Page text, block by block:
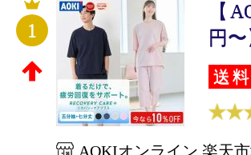
1
【
円
送
AOKIオンライン 楽天